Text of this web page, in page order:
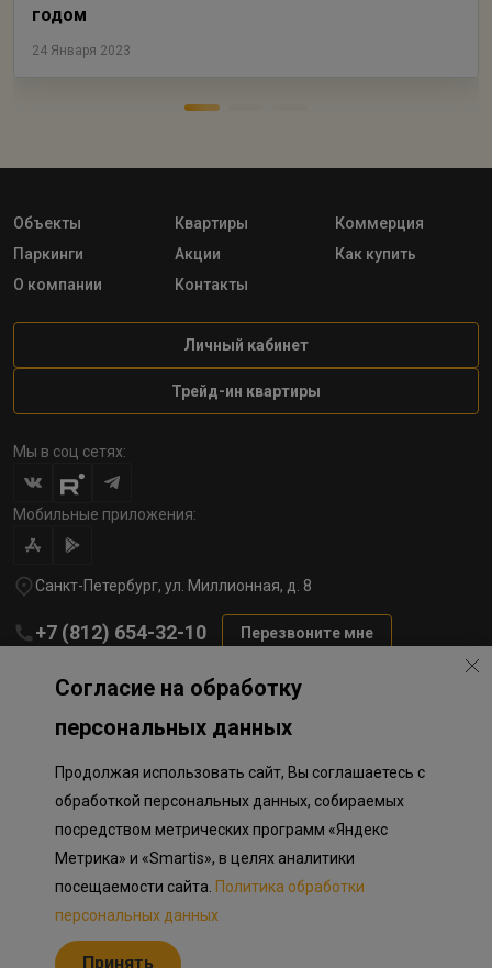
годом
24 Января 2023
Объекты Квартиры
Коммерция
Паркинги
Акции
Как купить
О компании
Контакты
Личный кабинет
Трейд-ин квартиры
Мы в соц сетях:
Мобильные приложения:
Санкт-Петербург, ул. Миллионная, д. 8
+7 (812) 654-32-10 Перезвоните мне
Политика обработки персональных данных
Информация о плановом направлении средств
на строительство соц.объектов в Окле
Приложение к программе лояльности
Разработка сайта «Пикмедиа»
Информация, представленная на сайте, носит исключительно
ознакомительный характер, не является публичной офертой,
Российской Федерации. Представленные изображения объектов
долевого строительства носят предварительный ознакомительный
Согласие на обработку
персональных данных
Продолжая использовать сайт, Вы соглашаетесь с
обработкой персональных данных, собираемых
посредством метрических программ «Яндекс
Метрика» и «Smartis», в целях аналитики
посещаемости сайта. Политика обработки
персональных данных
Принять